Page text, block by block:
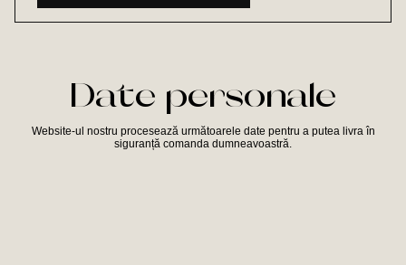
Date personale
Website-ul nostru procesează următoarele date pentru a putea livra în
siguranță comanda dumneavoastră.